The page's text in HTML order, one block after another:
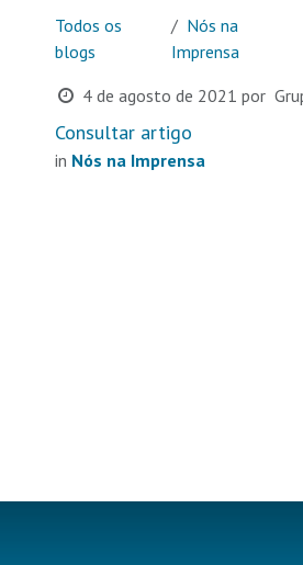
Todos os
blogs
Nós na
Imprensa
4 de agosto de 2021 por
Consultar artigo
in Nós na Imprensa